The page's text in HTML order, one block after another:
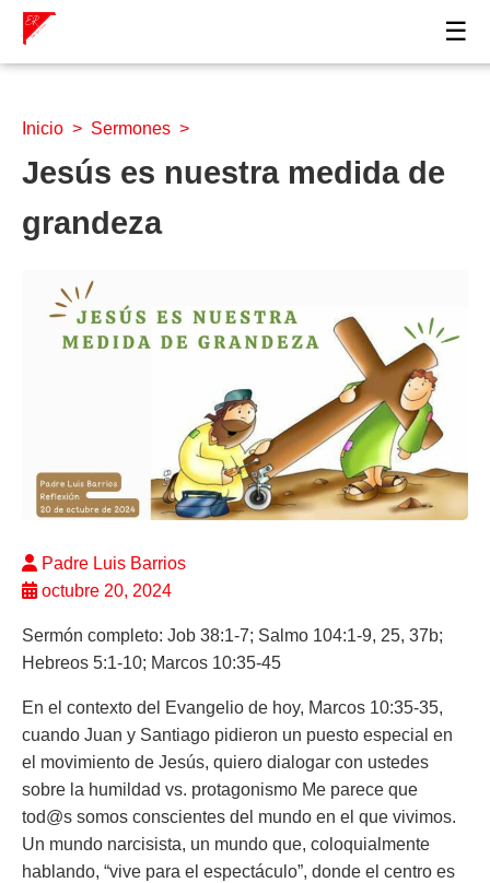
☰
Inicio > Sermones >
Jesús es nuestra medida de
grandeza
Padre Luis Barrios
octubre 20, 2024
Sermón completo: Job 38:1-7; Salmo 104:1-9, 25, 37b;
Hebreos 5:1-10; Marcos 10:35-45
En el contexto del Evangelio de hoy, Marcos 10:35-35,
cuando Juan y Santiago pidieron un puesto especial en
el movimiento de Jesús, quiero dialogar con ustedes
sobre la humildad vs. protagonismo Me parece que
tod@s somos conscientes del mundo en el que vivimos.
Un mundo narcisista, un mundo que, coloquialmente
hablando, “vive para el espectáculo”, donde el centro es